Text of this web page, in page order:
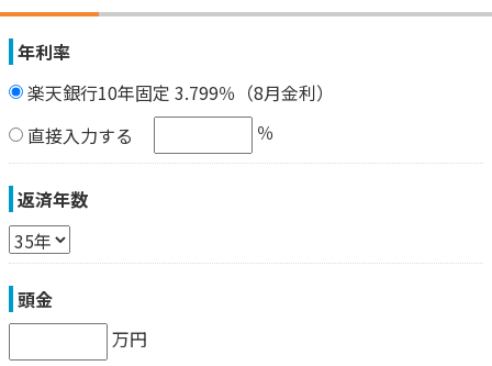
年利率
楽天銀行10年固定 3.799％（8月金利）
直接入力する
％
返済年数
頭金
万円